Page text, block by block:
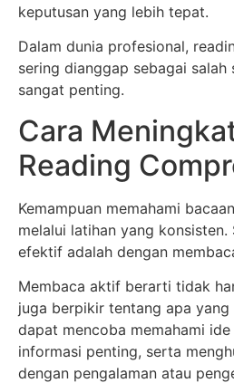
keputusan yang lebih tepat.
Dalam dunia profesional,
sering dianggap sebagai
sangat penting.
Cara
Reading
Kemampuan memahami
melalui latihan yang konsisten.
efektif adalah dengan
Membaca aktif berarti tidak
juga berpikir tentang apa yang
dapat mencoba memahami
informasi penting, serta
dengan pengalaman atau